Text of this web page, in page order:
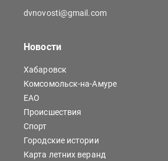
dvnovosti@gmail.com
Новости
Хабаровск
Комсомольск-на-Амуре
ЕАО
Происшествия
Спорт
Городские истории
Карта летних веранд